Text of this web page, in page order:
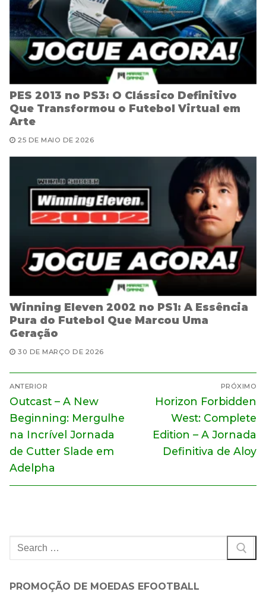
PES 2013 no PS3: O Clássico Definitivo
Que Transformou o Futebol Virtual em
Arte
25 DE MAIO DE 2026
Winning Eleven 2002 no PS1: A Essência
Pura do Futebol Que Marcou Uma
Geração
30 DE MARÇO DE 2026
Navegação
de
Post
ANTERIOR
Post
anterior:
Outcast – A New
Beginning: Mergulhe
na Incrível Jornada
de Cutter Slade em
Adelpha
PRÓXIMO
Próximo
post:
Horizon Forbidden
West: Complete
Edition – A Jornada
Definitiva de Aloy
Pesquisar
por:
PROMOÇÃO DE MOEDAS EFOOTBALL